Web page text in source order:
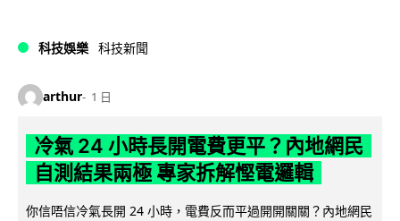
科技娛樂 科技新聞
arthur 1 日
冷氣 24 小時長開電費更平？內地網民
自測結果兩極 專家拆解慳電邏輯
你信唔信冷氣長開 24 小時，電費反而平過開開關關？內地網民